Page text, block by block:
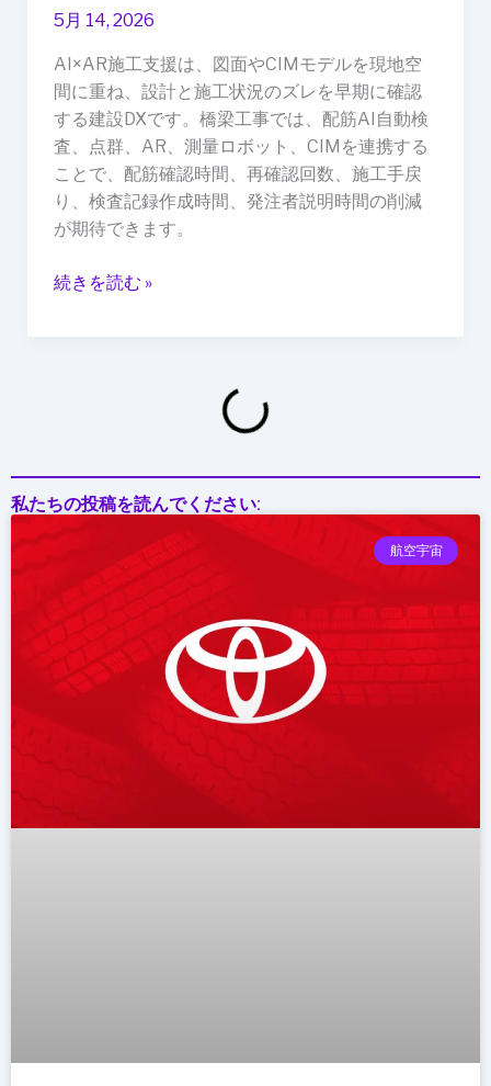
5月 14, 2026
AI×AR施工支援は、図面やCIMモデルを現地空
間に重ね、設計と施工状況のズレを早期に確認
する建設DXです。橋梁工事では、配筋AI自動検
査、点群、AR、測量ロボット、CIMを連携する
ことで、配筋確認時間、再確認回数、施工手戻
り、検査記録作成時間、発注者説明時間の削減
が期待できます。
認”か
で
現
地
照
合”へ：
AI・
CIM・
ボ
橋
梁
工
DX
続きを読む »
私たちの投稿を読んでください:
航空宇宙